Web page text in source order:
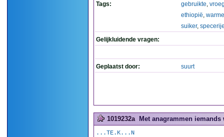
Tags:
gebruikte,
ethiopië, warme
suiker,
Gelijkluidende vragen:
Geplaatst door: suurt
1019232a Met anagrammen iemands
...TE.K...N